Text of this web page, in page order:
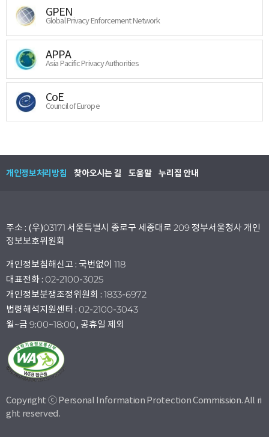
GPEN
Global Privacy Enforcement Network
APPA
Asia Pacific Privacy Authorities
CoE
Council of Europe
개인정보처리방침 찾아오시는 길 도움말 누리집 안내
주소 : (우)03171 서울특별시 종로구 세종대로 209 정부서울청사 개인
정보보호위원회
개인정보침해신고 : 국번없이 118
대표전화 : 02-2100-3025
개인정보분쟁조정위원회 : 1833-6972
법령해석지원센터 : 02-2100-3043
월~금 9:00~18:00, 공휴일 제외
Copyright ⓒ Personal Information Protection Commission. All ri
ght reserved.